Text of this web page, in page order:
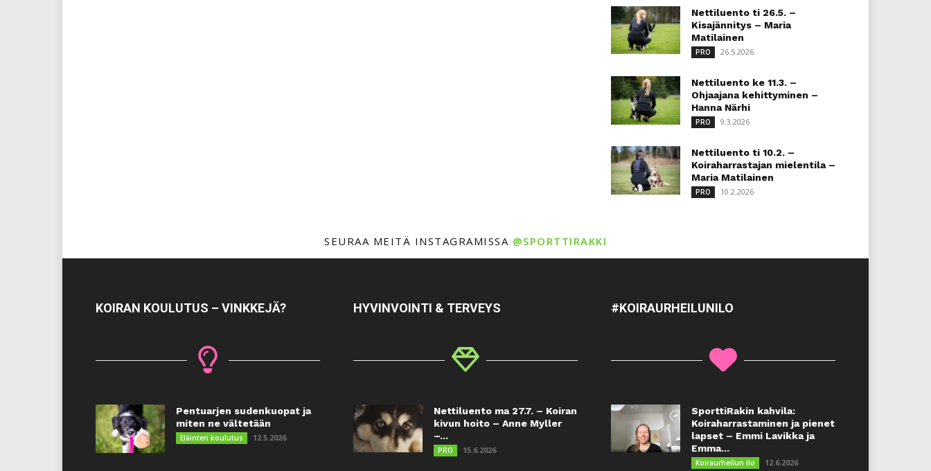
Nettiluento ti 26.5. –
Kisajännitys – Maria
Matilainen
PRO 26.5.2026
Nettiluento ke 11.3. –
Ohjaajana kehittyminen –
Hanna Närhi
PRO 9.3.2026
Nettiluento ti 10.2. –
Koiraharrastajan mielentila –
Maria Matilainen
PRO 10.2.2026
SEURAA MEITÄ INSTAGRAMISSA @SPORTTIRAKKI
KOIRAN KOULUTUS – VINKKEJÄ?
Pentuarjen sudenkuopat ja
miten ne vältetään
Eläinten koulutus 12.5.2026
HYVINVOINTI & TERVEYS
Nettiluento ma 27.7. – Koiran
kivun hoito – Anne Myller
–...
PRO 15.6.2026
#KOIRAURHEILUNILO
SporttiRakin kahvila:
Koiraharrastaminen ja pienet
lapset – Emmi Lavikka ja
Emma...
Koiraurheilun ilo 12.6.2026